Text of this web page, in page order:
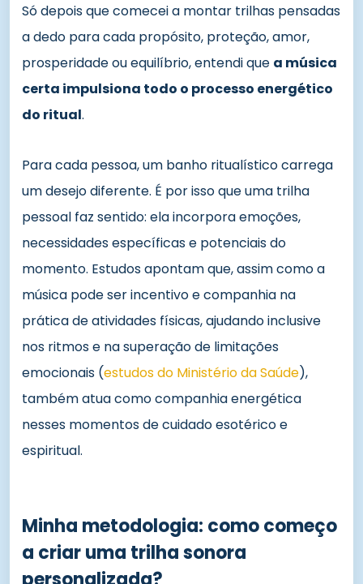
Só depois que comecei a montar trilhas pensadas
a dedo para cada propósito, proteção, amor,
prosperidade ou equilíbrio, entendi que a música
certa impulsiona todo o processo energético
do ritual.
Para cada pessoa, um banho ritualístico carrega
um desejo diferente. É por isso que uma trilha
pessoal faz sentido: ela incorpora emoções,
necessidades específicas e potenciais do
momento. Estudos apontam que, assim como a
música pode ser incentivo e companhia na
prática de atividades físicas, ajudando inclusive
nos ritmos e na superação de limitações
emocionais (estudos do Ministério da Saúde),
também atua como companhia energética
nesses momentos de cuidado esotérico e
espiritual.
Minha metodologia: como começo
a criar uma trilha sonora